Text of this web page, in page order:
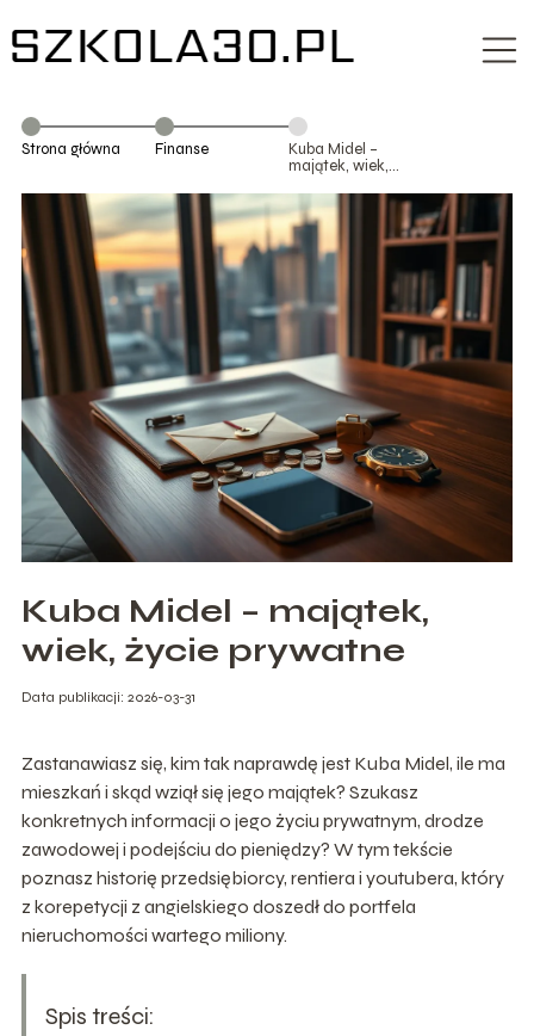
Strona główna Finanse
Kuba Midel –
majątek, wiek,
Kuba Midel – majątek,
wiek, życie prywatne
Data publikacji: 2026-03-31
Zastanawiasz się, kim tak naprawdę jest Kuba Midel, ile ma
mieszkań i skąd wziął się jego majątek? Szukasz
konkretnych informacji o jego życiu prywatnym, drodze
zawodowej i podejściu do pieniędzy? W tym tekście
poznasz historię przedsiębiorcy, rentiera i youtubera, który
z korepetycji z angielskiego doszedł do portfela
nieruchomości wartego miliony.
Spis treści: